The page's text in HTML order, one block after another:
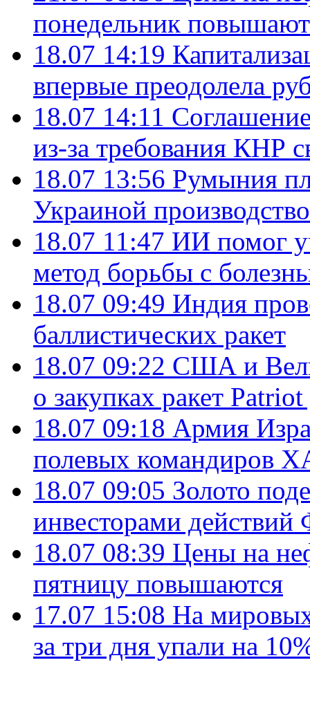
понедельник
18.07 14:19
впервые преодолела
18.07 14:11
из-за требования КНР
18.07 13:56 Румыния
Украиной
18.07 11:47 ИИ помог
метод борьбы с
18.07 09:49 Индия
баллистических ракет
18.07 09:22 США и
о закупках ракет
18.07 09:18 Армия
полевых командиров
18.07 09:05 Золото
инвесторами
18.07 08:39 Цены на
пятницу повышаются
17.07 15:08 На
за три дня упали на